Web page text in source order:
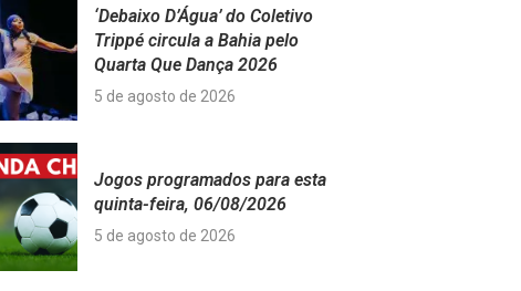
‘Debaixo D’Água’ do Coletivo
Trippé circula a Bahia pelo
Quarta Que Dança 2026
5 de agosto de 2026
Jogos programados para esta
quinta-feira, 06/08/2026
5 de agosto de 2026